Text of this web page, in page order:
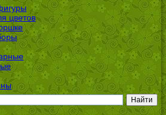
цветов